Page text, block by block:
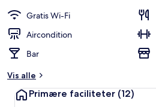
Gratis Wi-Fi
Aircondition
Bar
Vis alle
Primære faciliteter (12)